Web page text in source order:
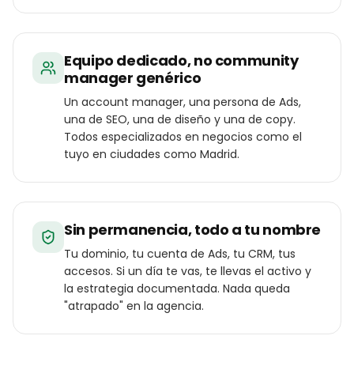
Equipo dedicado, no community
manager genérico
Un account manager, una persona de Ads,
una de SEO, una de diseño y una de copy.
Todos especializados en negocios como el
tuyo en ciudades como Madrid.
Sin permanencia, todo a tu nombre
Tu dominio, tu cuenta de Ads, tu CRM, tus
accesos. Si un día te vas, te llevas el activo y
la estrategia documentada. Nada queda
"atrapado" en la agencia.